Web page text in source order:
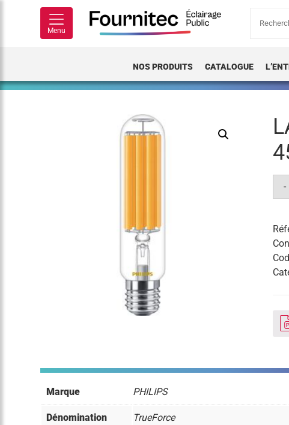
Menu
pour :
NOS PRODUITS CATALOGUE
-
Marque PHILIPS
Dénomination TrueForce